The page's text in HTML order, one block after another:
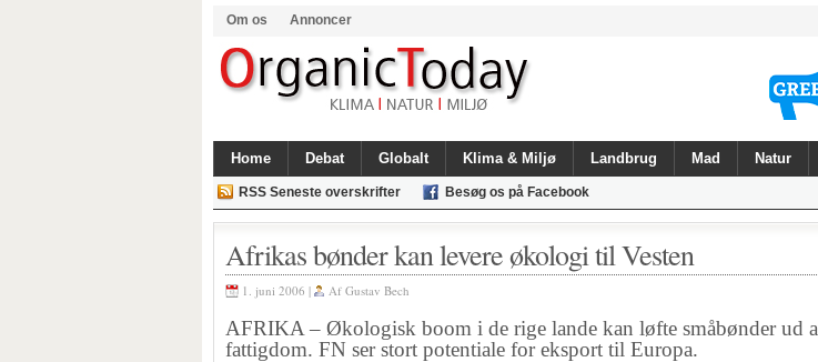
Om os Annoncer
Home Debat Globalt Klima & Miljø Landbrug Mad Natur
RSS Seneste overskrifter Besøg os på Facebook
Afrikas bønder kan levere økologi til Vesten
1. juni 2006 | Af Gustav Bech
AFRIKA – Økologisk boom i de rige lande kan løfte småbønder ud
fattigdom. FN ser stort potentiale for eksport til Europa.